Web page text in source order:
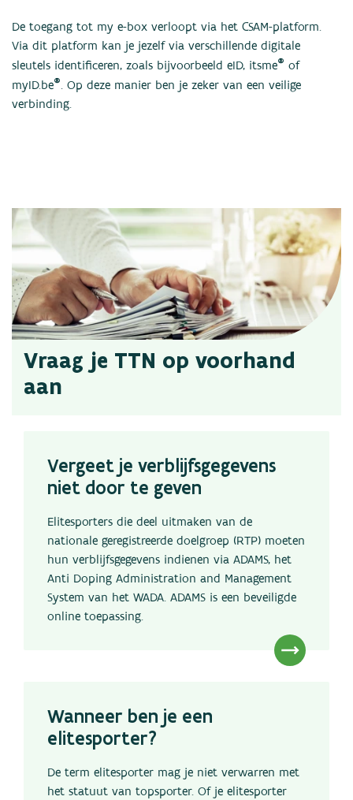
De toegang tot my e-box verloopt via het CSAM-platform.
Via dit platform kan je jezelf via verschillende digitale
sleutels identificeren, zoals bijvoorbeeld eID, itsme® of
myID.be®. Op deze manier ben je zeker van een veilige
verbinding.
Vraag je TTN op voorhand
aan
Vergeet je verblijfsgegevens
niet door te geven
Elitesporters die deel uitmaken van de
nationale geregistreerde doelgroep (RTP) moeten
hun verblijfsgegevens indienen via ADAMS, het
Anti Doping Administration and Management
System van het WADA. ADAMS is een beveiligde
online toepassing.
Wanneer ben je een
elitesporter?
De term elitesporter mag je niet verwarren met
het statuut van topsporter. Of je elitesporter